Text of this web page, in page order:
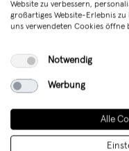
Art. Nr. L3WZO
Design
Website zu verbessern,
großartiges Website-Erlebnis
uns verwendeten Cookies öffne
Notwendig
Werbung
Alle